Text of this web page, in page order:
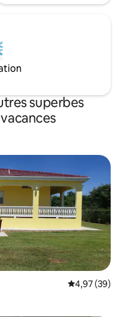
superbes
Évaluation
4,97 (39)